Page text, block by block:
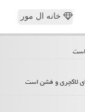
خانه ال مور
لاکچری و فشن است